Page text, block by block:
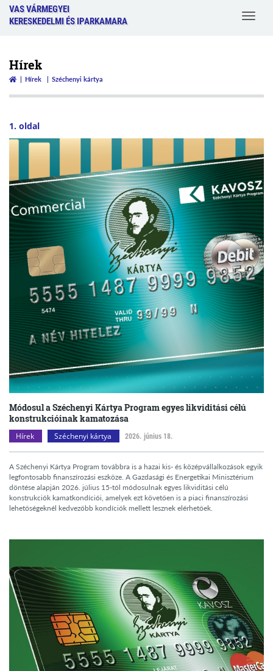
VAS VÁRMEGYEI
KERESKEDELMI ÉS IPARKAMARA
Toggle
Hírek
Hírek Széchenyi kártya
1. oldal
Módosul a Széchenyi Kártya Program egyes likviditási célú
konstrukcióinak kamatozása
Hírek Széchenyi kártya 2026. június 18.
A Széchenyi Kártya Program továbbra is a hazai kis- és középvállalkozások egyik
legfontosabb finanszírozási eszköze. A Gazdasági és Energetikai Minisztérium
döntése alapján 2026. július 15-tól módosulnak egyes likviditási célú
konstrukciók kamatkondíciói, amelyek ezt követően is a piaci finanszírozási
lehetőségeknél kedvezőbb kondíciók mellett lesznek elérhetőek.